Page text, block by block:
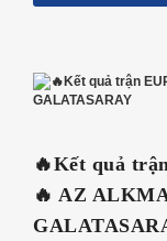
🔥Kết quả
🔥 AZ